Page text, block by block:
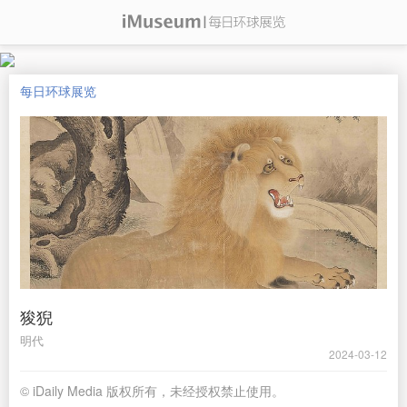
每日环球展览
狻猊
明代
2024-03-12
© iDaily Media 版权所有，未经授权禁止使用。